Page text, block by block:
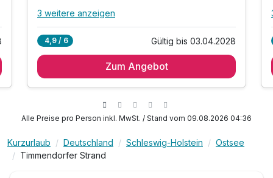
Alle Inklusivleistungen
2 x Frühstück im Clubhaus
1 x 3-Gang-Menü oder Buffet am zweiten Abend
inkl. kuscheliger Leih-Bademantel & Saunatuch
inkl. WLAN
3 weitere anzeigen
4,9 / 6 Gültig bis 03.04.2028
Zum Angebot
Alle Preise pro Person inkl. MwSt. / Stand vom 09.08.2026 04:36
Kurzurlaub Deutschland Schleswig-Holstein
Ostsee
Timmendorfer Strand